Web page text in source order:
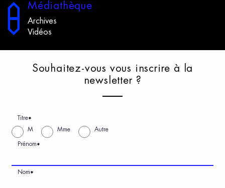
Médiathèque
Archives
Vidéos
Souhaitez-vous vous i nscrire à
a
newsletter ?
Titre*
M Mme Autre
Prénom*
Nom*